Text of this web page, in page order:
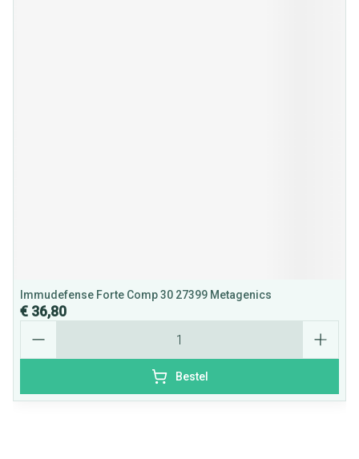
Immudefense Forte Comp 30 27399 Metagenics
€ 36,80
Bestel